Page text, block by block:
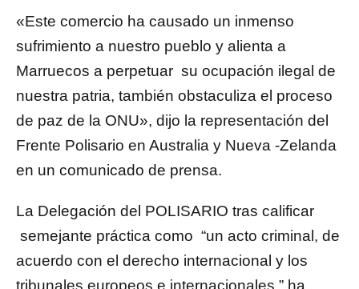
«Este comercio ha causado un inmenso
sufrimiento a nuestro pueblo y alienta a
Marruecos a perpetuar su ocupación ilegal de
nuestra patria, también obstaculiza el proceso
de paz de la ONU», dijo la representación del
Frente Polisario en Australia y Nueva -Zelanda
en un comunicado de prensa.
La Delegación del POLISARIO tras calificar
semejante práctica como “un acto criminal, de
acuerdo con el derecho internacional y los